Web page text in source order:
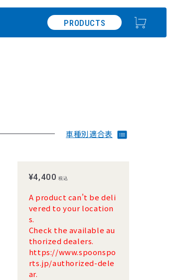
PRODUCTS
車種別適合表
¥4,400 税込
A product can't be deli
vered to your location
s.
Check the available au
thorized dealers.
https://www.spoonspo
rts.jp/authorized-dele
ar.